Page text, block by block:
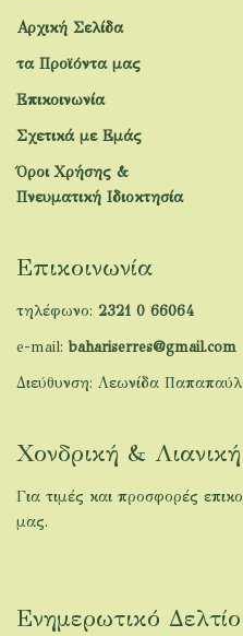
Αρχική Σελίδα
τα Προϊόντα μας
Επικοινωνία
Σχετικά με Εμάς
Όροι Χρήσης &
Πνευματική Ιδιοκτησία
Επικοινωνία
τηλέφωνο: 2321 0 66064
e-mail:bahariserres@gmail.com
Διεύθυνση: Λεωνίδα
Χονδρική & Λιανική
Για τιμές και προσφορές
μας.
Ενημερωτικό Δελτίο